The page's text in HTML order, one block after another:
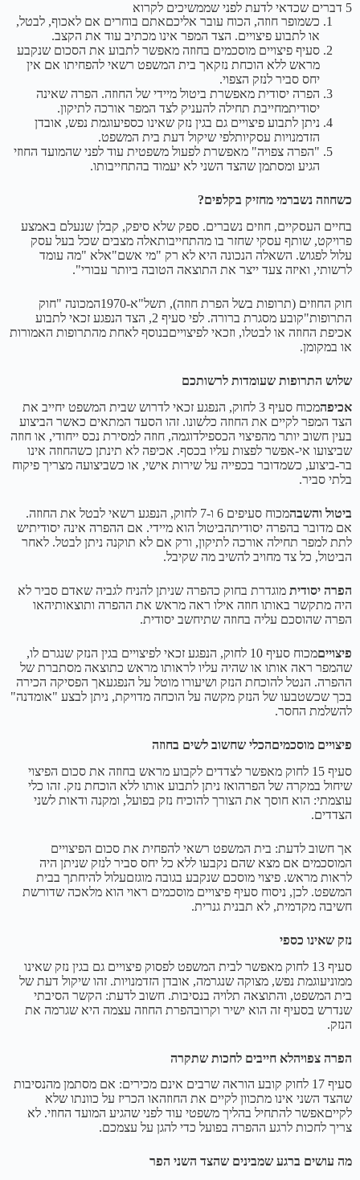
5 דברים שכדאי לדעת לפני שממשיכים לקרוא
כשמופר חוזה, הכוח עובר אליכםאתם בוחרים אם לאכוף, לבטל,
או לתבוע פיצויים. הצד המפר אינו מכתיב עוד את הקצב.
סעיף פיצויים מוסכמים בחוזה מאפשר לתבוע את הסכום שנקבע
מראש ללא הוכחת נזקאך בית המשפט רשאי להפחיתו אם אין
יחס סביר לנזק הצפוי.
הפרה יסודית מאפשרת ביטול מיידי של החוזה. הפרה שאינה
יסודיתמחייבת תחילה להעניק לצד המפר אורכה לתיקון.
ניתן לתבוע פיצויים גם בגין נזק שאינו כספיעוגמת נפש, אובדן
הזדמנויות עסקיותלפי שיקול דעת בית המשפט.
"הפרה צפויה" מאפשרת לפעול משפטית עוד לפני שהמועד החוזי
הגיע ומסתמן שהצד השני לא יעמוד בהתחייבותו.
כשחוזה נשברמי מחזיק בקלפים?
בחיים העסקיים, חוזים נשברים. ספק שלא סיפק, קבלן שנעלם באמצע
פרויקט, שותף עסקי שחזר בו מהתחייבותאלה מצבים שכל בעל עסק
עלול לפגוש. השאלה הנכונה היא לא רק "מי אשם"אלא "מה עומד
לרשותי, ואיזה צעד ייצר את התוצאה הטובה ביותר עבורי".
חוק החוזים (תרופות בשל הפרת חוזה), תשל"א-1970המכונה "חוק
התרופות"קובע מסגרת ברורה. לפי סעיף 2, הצד הנפגע זכאי לתבוע
אכיפת החוזה או לבטלו, וזכאי לפיצוייםבנוסף לאחת מהתרופות האמורות
או במקומן.
שלוש התרופות שעומדות לרשותכם
אכיפה
מכוח סעיף 3 לחוק, הנפגע זכאי לדרוש שבית המשפט יחייב את
הצד המפר לקיים את החוזה כלשונו. זהו הסעד המתאים כאשר הביצוע
בעין חשוב יותר מהפיצוי הכספילדוגמה, חוזה למסירת נכס ייחודי, או חוזה
שביצועו אי-אפשר לפצות עליו בכסף. אכיפה לא תינתן כשהחוזה אינו
בר-ביצוע, כשמדובר בכפייה על שירות אישי, או כשביצועה מצריך פיקוח
בלתי סביר.
ביטול והשבה
מכוח סעיפים 6 ו-7 לחוק, הנפגע רשאי לבטל את החוזה.
אם מדובר בהפרה יסודיתהביטול הוא מיידי. אם ההפרה אינה יסודיתיש
לתת למפר תחילה אורכה לתיקון, ורק אם לא תוקנה ניתן לבטל. לאחר
הביטול, כל צד מחויב להשיב מה שקיבל.
הפרה יסודית מוגדרת בחוק כהפרה שניתן להניח לגביה שאדם סביר לא
היה מתקשר באותו חוזה אילו ראה מראש את ההפרה ותוצאותיהאו
הפרה שהוסכם עליה בחוזה שתיחשב יסודית.
פיצויים
מכוח סעיף 10 לחוק, הנפגע זכאי לפיצויים בגין הנזק שנגרם לו,
שהמפר ראה אותו או שהיה עליו לראותו מראש כתוצאה מסתברת של
ההפרה. הנטל להוכחת הנזק ושיעורו מוטל על הנפגעאך הפסיקה הכירה
בכך שכשטבעו של הנזק מקשה על הוכחה מדויקת, ניתן לבצע "אומדנה"
להשלמת החסר.
פיצויים מוסכמיםהכלי שחשוב לשים בחוזה
סעיף 15 לחוק מאפשר לצדדים לקבוע מראש בחוזה את סכום הפיצוי
שיחול במקרה של הפרהואז ניתן לתבוע אותו ללא הוכחת נזק. זהו כלי
עוצמתי: הוא חוסך את הצורך להוכיח נזק בפועל, ומקנה ודאות לשני
הצדדים.
אך חשוב לדעת: בית המשפט רשאי להפחית את סכום הפיצויים
המוסכמים אם מצא שהם נקבעו ללא כל יחס סביר לנזק שניתן היה
לראות מראש. פיצוי מוסכם שנקבע בגובה מוגזםעלול להיחתך בבית
המשפט. לכן, ניסוח סעיף פיצויים מוסכמים ראוי הוא מלאכה שדורשת
חשיבה מקדמית, לא תבנית גנרית.
נזק שאינו כספי
סעיף 13 לחוק מאפשר לבית המשפט לפסוק פיצויים גם בגין נזק שאינו
ממוניעוגמת נפש, מצוקה שנגרמה, אובדן הזדמנויות. זהו שיקול דעת של
בית המשפט, והתוצאה תלויה בנסיבות. חשוב לדעת: הקשר הסיבתי
שנדרש בסעיף זה הוא ישיר וקרובהפרת החוזה עצמה היא שגרמה את
הנזק.
הפרה צפויהלא חייבים לחכות שתקרה
סעיף 17 לחוק קובע הוראה שרבים אינם מכירים: אם מסתמן מהנסיבות
שהצד השני אינו מתכוון לקיים את החוזהאו הכריז על כוונתו שלא
לקייםאפשר להתחיל בהליך משפטי עוד לפני שהגיע המועד החוזי. לא
צריך לחכות לרגע ההפרה בפועל כדי להגן על עצמכם.
מה עושים ברגע שמבינים שהצד השני הפר